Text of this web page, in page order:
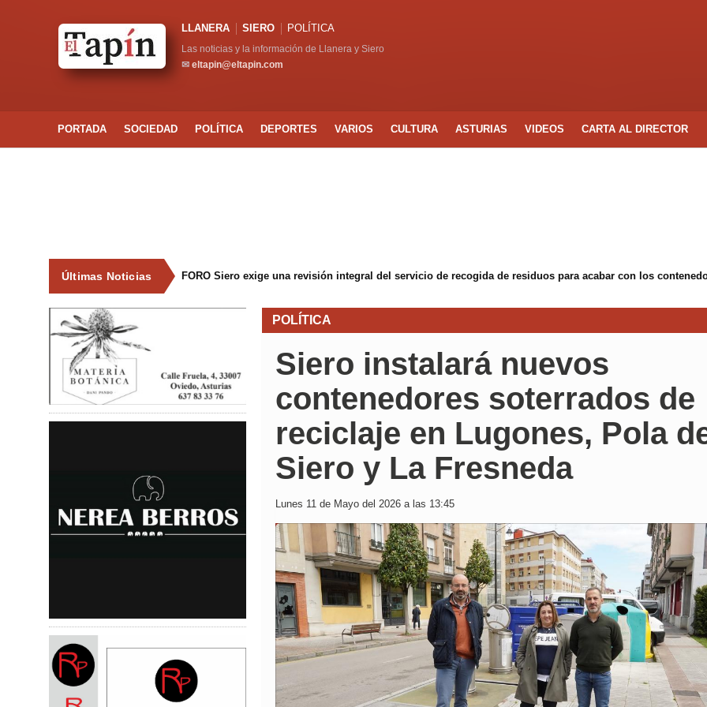
LLANERA SIERO POLÍTICA
Las noticias y la información de Llanera y Siero
✉ eltapin@eltapin.com
PORTADA SOCIEDAD POLÍTICA DEPORTES VARIOS CULTURA ASTURIAS VIDEOS CARTA AL DIRECTOR
Últimas Noticias FORO Siero exige una revisión integral del servicio de recogida de residuos para acabar con los
POLÍTICA
Siero instalará nuevos
contenedores soterrados de
reciclaje en Lugones, Pola
Siero y La Fresneda
Lunes 11 de Mayo del 2026 a las 13:45